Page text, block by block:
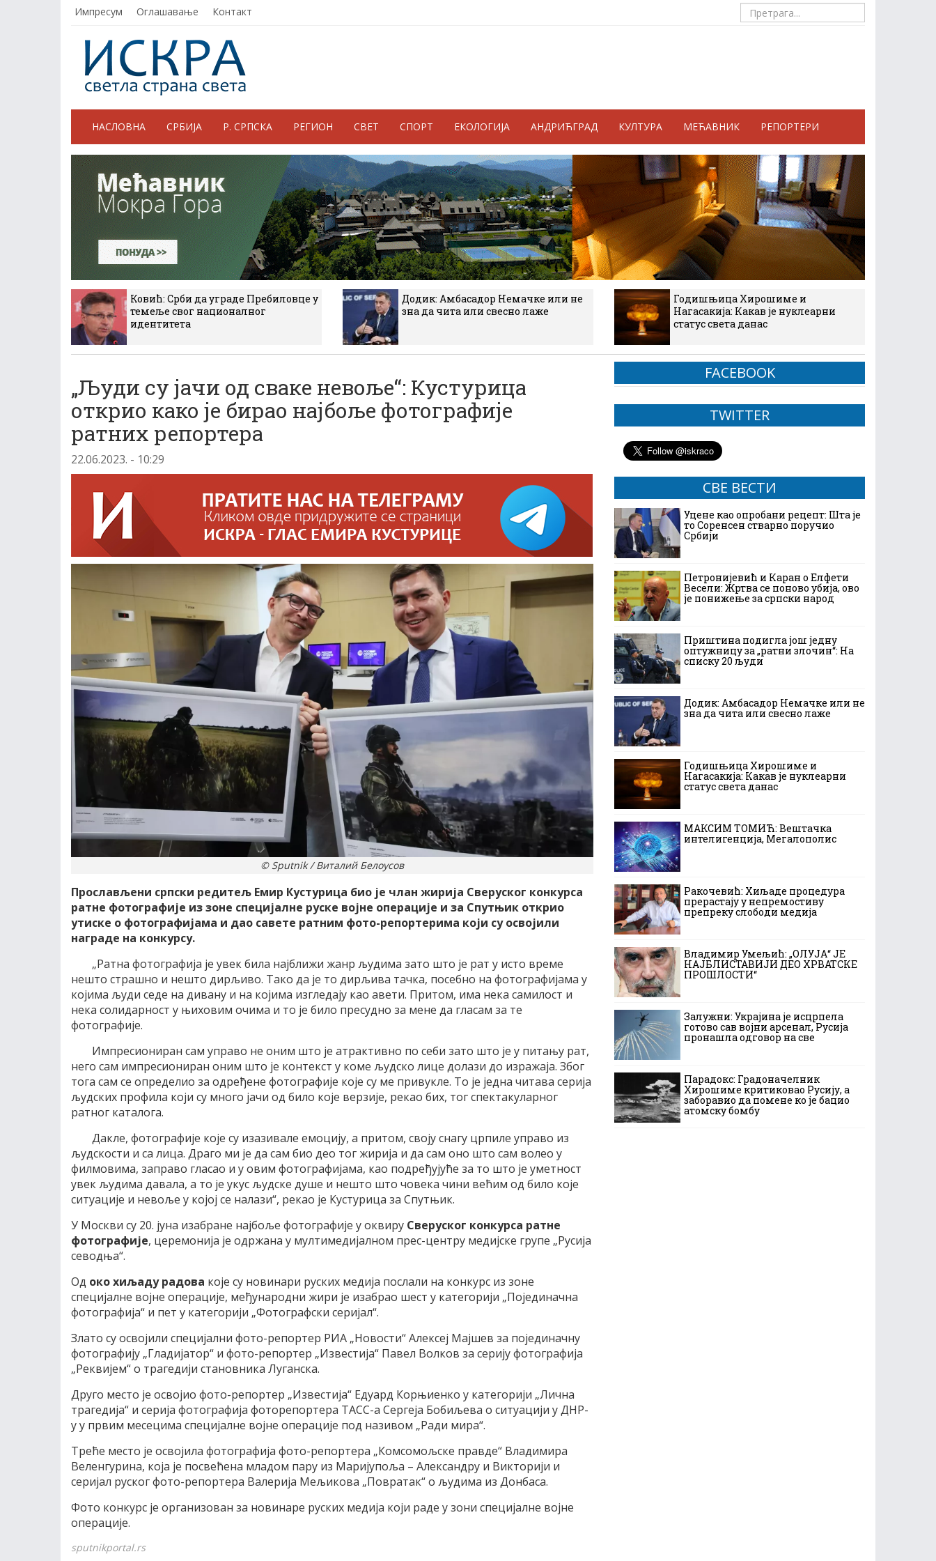
Импресум Оглашавање Контакт
НАСЛОВНА СРБИЈА Р. СРПСКА РЕГИОН СВЕТ СПОРТ ЕКОЛОГИЈА АНДРИЋГРАД КУЛТУРА МЕЋАВНИК РЕПОРТЕРИ
Ковић: Срби да уграде Пребиловце у
темеље свог националног
идентитета
Додик: Амбасадор Немачке или не
зна да чита или свесно лаже
Годишњица Хирошиме и
Нагасакија: Какав је нуклеарни
статус света данас
„Људи су јачи од сваке невоље“: Кустурица
открио како је бирао најбоље фотографије
ратних репортера
22.06.2023. - 10:29
© Sputnik / Виталий Белоусов
Прослављени српски редитељ Емир Кустурица био је члан жирија Сверуског конкурса
ратне фотографије из зоне специјалне руске војне операције и за Спутњик открио
утиске о фотографијама и дао савете ратним фото-репортерима који су освојили
награде на конкурсу.
„Ратна фотографија је увек била најближи жанр људима зато што је рат у исто време
нешто страшно и нешто дирљиво. Тако да је то дирљива тачка, посебно на фотографијама у
којима људи седе на дивану и на којима изгледају као авети. Притом, има нека самилост и
нека солидарност у њиховим очима и то је било пресудно за мене да гласам за те
фотографије.
Импресиониран сам управо не оним што је атрактивно по себи зато што је у питању рат,
него сам импресиониран оним што је контекст у коме људско лице долази до изражаја. Због
тога сам се определио за одређене фотографије које су ме привукле. То је једна читава серија
људских профила који су много јачи од било које верзије, рекао бих, тог спектакуларног
ратног каталога.
Дакле, фотографије које су изазивале емоцију, а притом, своју снагу црпиле управо из
људскости и са лица. Драго ми је да сам био део тог жирија и да сам оно што сам волео у
филмовима, заправо гласао и у овим фотографијама, као подређујуће за то што је уметност
увек људима давала, а то је укус људске душе и нешто што човека чини већим од било које
ситуације и невоље у којој се налази“, рекао је Кустурица за Спутњик.
У Москви су 20. јуна изабране најбоље фотографије у оквиру Сверуског конкурса ратне
фотографије, церемонија је одржана у мултимедијалном прес-центру медијске групе „Русија
севодња“.
Од око хиљаду радова које су новинари руских медија послали на конкурс из зоне
специјалне војне операције, међународни жири је изабрао шест у категорији „Појединачна
фотографија“ и пет у категорији „Фотографски серијал“.
Злато су освојили специјални фото-репортер РИА „Новости“ Алексеј Мајшев за појединачну
фотографију „Гладијатор“ и фото-репортер „Известија“ Павел Волков за серију фотографија
„Реквијем“ о трагедији становника Луганска.
Друго место је освојио фото-репортер „Известија“ Едуард Корњиенко у категорији „Лична
трагедија“ и серија фотографија фоторепортера ТАСС-а Сергеја Бобиљева о ситуацији у ДНР-
у у првим месецима специјалне војне операције под називом „Ради мира“.
Треће место је освојила фотографија фото-репортера „Комсомољске правде“ Владимира
Веленгурина, која је посвећена младом пару из Маријупоља – Александру и Викторији и
серијал руског фото-репортера Валерија Мељикова „Повратак“ о људима из Донбаса.
Фото конкурс је организован за новинаре руских медија који раде у зони специјалне војне
операције.
sputnikportal.rs
FACEBOOK
TWITTER
СВЕ ВЕСТИ
Уцене као опробани рецепт: Шта је
то Соренсен стварно поручио
Србији
Петронијевић и Каран о Елфети
Весели: Жртва се поново убија, ово
је понижење за српски народ
Приштина подигла још једну
оптужницу за „ратни злочин“: На
списку 20 људи
Додик: Амбасадор Немачке или не
зна да чита или свесно лаже
Годишњица Хирошиме и
Нагасакија: Какав је нуклеарни
статус света данас
МАКСИМ ТОМИЋ: Вештачка
интелигенција, Мегалополис
Ракочевић: Хиљаде процедура
прерастају у непремостиву
препреку слободи медија
Владимир Умељић: „ОЛУЈА“ ЈЕ
НАЈБЛИСТАВИЈИ ДЕО ХРВАТСКЕ
ПРОШЛОСТИ“
Залужни: Украјина је исцрпела
готово сав војни арсенал, Русија
пронашла одговор на све
Парадокс: Градоначелник
Хирошиме критиковао Русију, а
заборавио да помене ко је бацио
атомску бомбу